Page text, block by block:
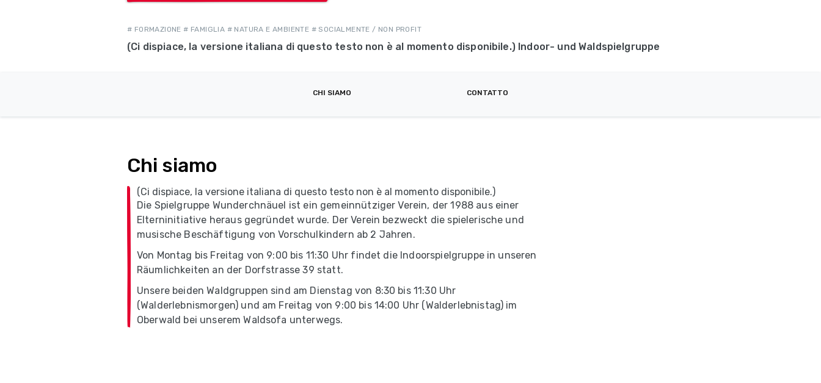
# FORMAZIONE # FAMIGLIA # NATURA E AMBIENTE # SOCIALMENTE / NON PROFIT
(Ci dispiace, la versione italiana di questo testo non è al momento disponibile.) Indoor- und Waldspielgruppe
CHI SIAMO CONTATTO
Chi siamo
(Ci dispiace, la versione italiana di questo testo non è al momento disponibile.)
Die Spielgruppe Wunderchnäuel ist ein gemeinnütziger Verein, der 1988 aus einer
Elterninitiative heraus gegründet wurde. Der Verein bezweckt die spielerische und
musische Beschäftigung von Vorschulkindern ab 2 Jahren.
Von Montag bis Freitag von 9:00 bis 11:30 Uhr findet die Indoorspielgruppe in unseren
Räumlichkeiten an der Dorfstrasse 39 statt.
Unsere beiden Waldgruppen sind am Dienstag von 8:30 bis 11:30 Uhr
(Walderlebnismorgen) und am Freitag von 9:00 bis 14:00 Uhr (Walderlebnistag) im
Oberwald bei unserem Waldsofa unterwegs.